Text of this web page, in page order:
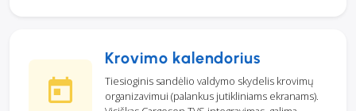
Krovimo kalendorius
Tiesioginis sandėlio valdymo skydelis krovimų
organizavimui (palankus jutikliniams ekranams).